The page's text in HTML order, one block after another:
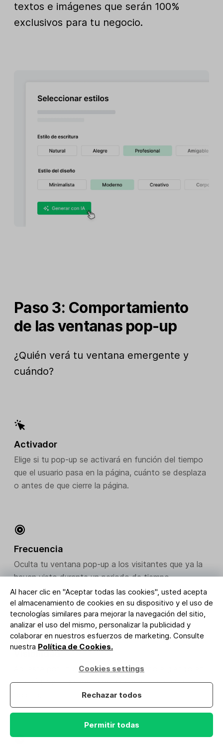
Al hacer clic en "Aceptar todas las cookies", usted acepta
el almacenamiento de cookies en su dispositivo y el uso de
tecnologías similares para mejorar la navegación del sitio,
analizar el uso del mismo, personalizar la publicidad y
colaborar en nuestros esfuerzos de marketing. Consulte
nuestra Política de Cookies.
Cookies settings
Rechazar todos
Permitir todas
textos e imágenes que serán 100%
exclusivos para tu negocio.
Paso 3: Comportamiento
de las ventanas pop-up
¿Quién verá tu ventana emergente y
cuándo?
Activador
Elige si tu pop-up se activará en función del tiempo
que el usuario pasa en la página, cuánto se desplaza
o antes de que cierre la página.
Frecuencia
Oculta tu ventana pop-up a los visitantes que ya la
hayan visto durante un periodo de tiempo
determinado o evita volver a mostrársela.
Visibilidad
Apuesta por un compromiso específico eligiendo en
qué páginas y dispositivos aparecen tus ventanas